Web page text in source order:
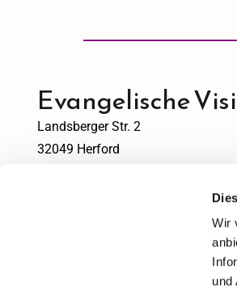
Wir
und
Evangelische
Landsberger Str. 2
32049 Herford
Bitte akzeptieren Sie